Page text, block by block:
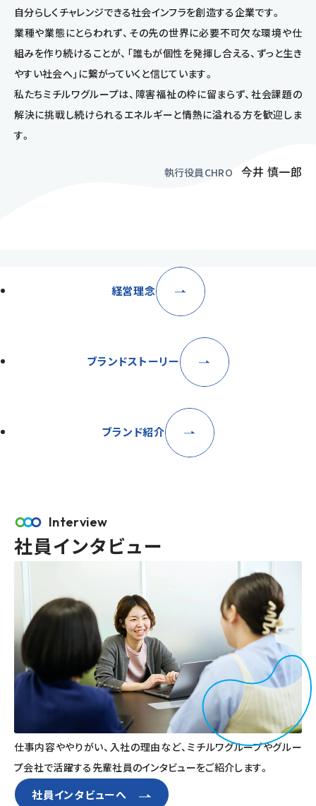
自分らしくチャレンジできる社会インフラを創造する企業です。
業種や業態にとらわれず、その先の世界に必要不可欠な環境や仕
組みを作り続けることが、「誰もが個性を発揮し合える、ずっと生き
やすい社会へ」に繋がっていくと信じています。
私たちミチルワグループは、障害福祉の枠に留まらず、社会課題の
解決に挑戦し続けられるエネルギーと情熱に溢れる方を歓迎しま
す。
執行役員CHRO 今井 慎一郎
経営理念
ブランドストーリー
ブランド紹介
Interview
社員インタビュー
仕事内容ややりがい、入社の理由など、ミチルワグループやグルー
プ会社で活躍する先輩社員のインタビューをご紹介します。
社員インタビューへ